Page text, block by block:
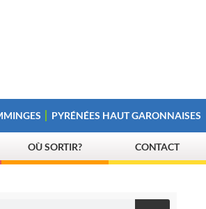
PYRÉNÉES HAUT GARONNAISES
OÙ SORTIR? CONTACT